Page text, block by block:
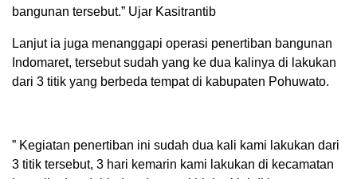
bangunan tersebut.” Ujar Kasitrantib
Lanjut ia juga menanggapi operasi penertiban bangunan
Indomaret, tersebut sudah yang ke dua kalinya di lakukan
dari 3 titik yang berbeda tempat di kabupaten Pohuwato.
” Kegiatan penertiban ini sudah dua kali kami lakukan dari
3 titik tersebut, 3 hari kemarin kami lakukan di kecamatan